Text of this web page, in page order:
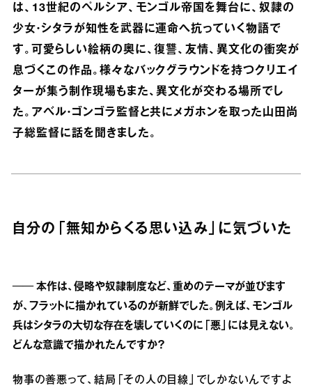
は、13世紀のペルシア、モンゴル帝国を舞台に、奴隷の
少女・シタラが知性を武器に運命へ抗っていく物語で
す。可愛らしい絵柄の奥に、復讐、友情、異文化の衝突が
息づくこの作品。様々なバックグラウンドを持つクリエイ
ターが集う制作現場もまた、異文化が交わる場所でし
た。アベル・ゴンゴラ監督と共にメガホンを取った山田尚
子総監督に話を聞きました。
自分の「無知からくる思い込み」に気づいた
── 本作は、侵略や奴隷制度など、重めのテーマが並びます
が、フラットに描かれているのが新鮮でした。例えば、モンゴル
兵はシタラの大切な存在を壊していくのに「悪」には見えない。
どんな意識で描かれたんですか？
物事の善悪って、結局「その人の目線」でしかないんですよ